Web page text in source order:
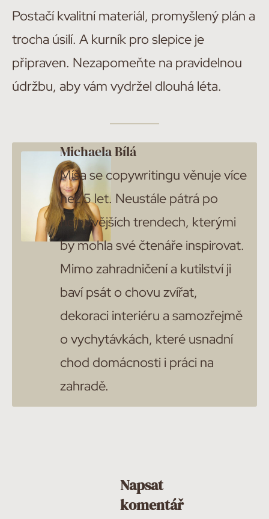
Postačí kvalitní materiál, promyšlený plán a
trocha úsilí. A kurník pro slepice je
připraven. Nezapomeňte na pravidelnou
údržbu, aby vám vydržel dlouhá léta.
Michaela Bílá
Míša se copywritingu věnuje více
než 5 let. Neustále pátrá po
nejnovějších trendech, kterými
by mohla své čtenáře inspirovat.
Mimo zahradničení a kutilství ji
baví psát o chovu zvířat,
dekoraci interiéru a samozřejmě
o vychytávkách, které usnadní
chod domácnosti i práci na
zahradě.
Napsat
komentář